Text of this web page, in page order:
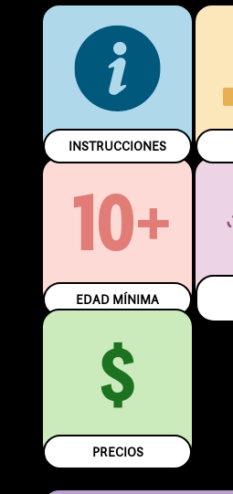
INSTRUCCIONES
10+
EDAD MÍNIMA
$
PRECIOS